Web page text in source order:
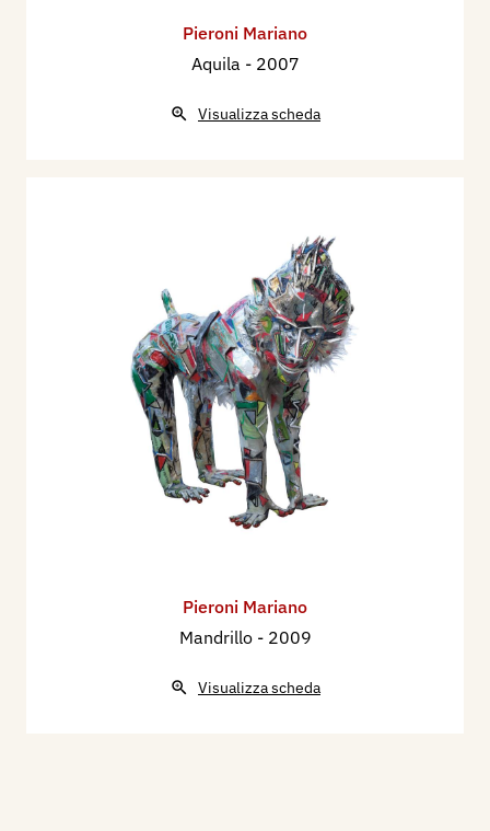
Pieroni Mariano
Aquila - 2007
Visualizza scheda
Pieroni Mariano
Mandrillo - 2009
Visualizza scheda